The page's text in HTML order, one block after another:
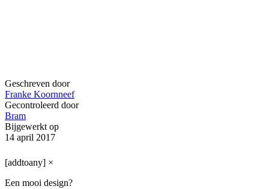
Geschreven door
Franke Koornneef
Gecontroleerd door
Bram
Bijgewerkt op
14 april 2017
[addtoany] ×
Een mooi design?